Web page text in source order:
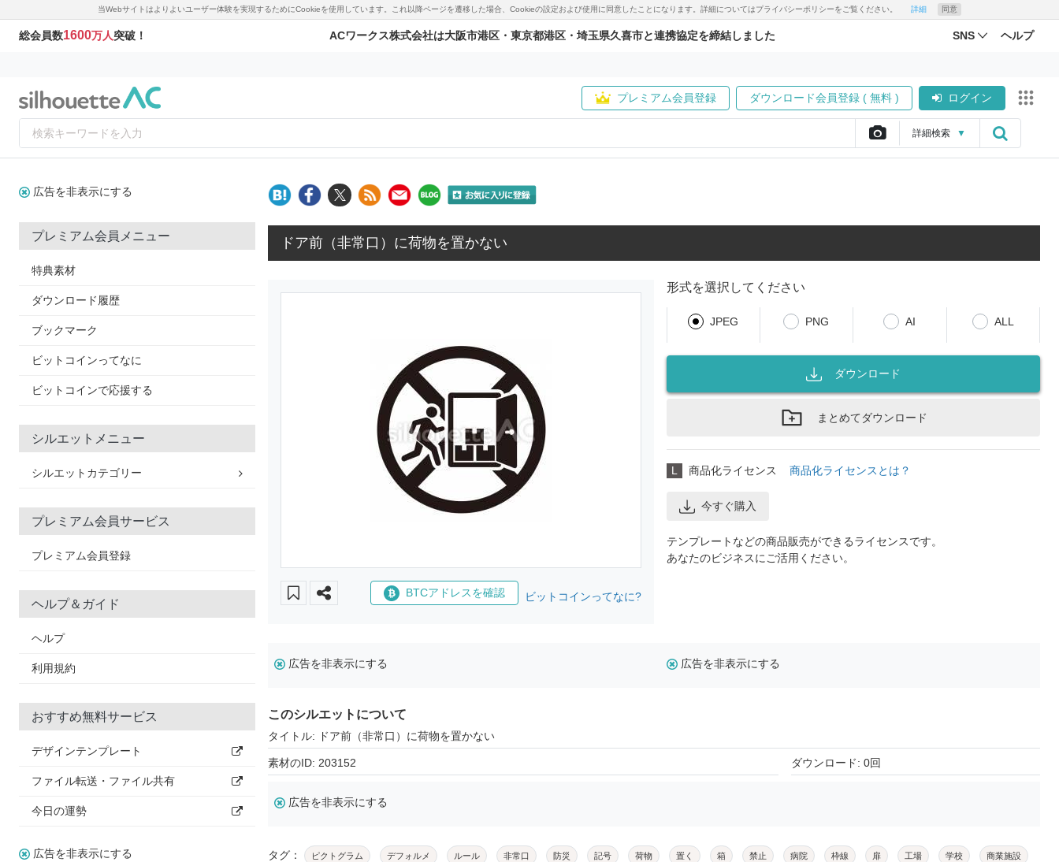
当Webサイトはよりよいユーザー体験を実現するためにCookieを使用しています。これ以降ページを遷移した場合、Cookieの設定および使用に同意したことになります。詳細についてはプライバシーポリシーをご覧ください。 詳細 同意
総会員数1600万人突破！ ACワークス株式会社は大阪市港区・東京都港区・埼玉県久喜市と連携協定を締結しました SNS ヘルプ
プレミアム会員登録 ダウンロード会員登録 ( 無料 ) ログイン
詳細検索 ▼
広告を非表示にする
プレミアム会員メニュー
特典素材
ダウンロード履歴
ブックマーク
ビットコインってなに
ビットコインで応援する
シルエットメニュー
シルエットカテゴリー
プレミアム会員サービス
プレミアム会員登録
ヘルプ＆ガイド
ヘルプ
利用規約
おすすめ無料サービス
デザインテンプレート
ファイル転送・ファイル共有
今日の運勢
広告を非表示にする
ドア前（非常口）に荷物を置かない
BTCアドレスを確認 ビットコインってなに?
形式を選択してください
JPEG PNG AI ALL
ダウンロード
まとめてダウンロード
L 商品化ライセンス 商品化ライセンスとは？
今すぐ購入
テンプレートなどの商品販売ができるライセンスです。
あなたのビジネスにご活用ください。
広告を非表示にする 広告を非表示にする
このシルエットについて
タイトル: ドア前（非常口）に荷物を置かない
素材のID: 203152 ダウンロード: 0回
広告を非表示にする
タグ： ピクトグラム デフォルメ ルール 非常口 防災 記号 荷物 置く 箱 禁止 病院 枠線 扉 工場 学校 商業施設